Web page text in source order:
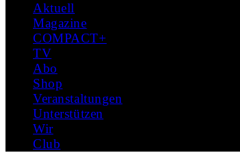
Aktuell
Magazine
COMPACT+
TV
Abo
Shop
Veranstaltungen
Unterstützen
Wir
Club